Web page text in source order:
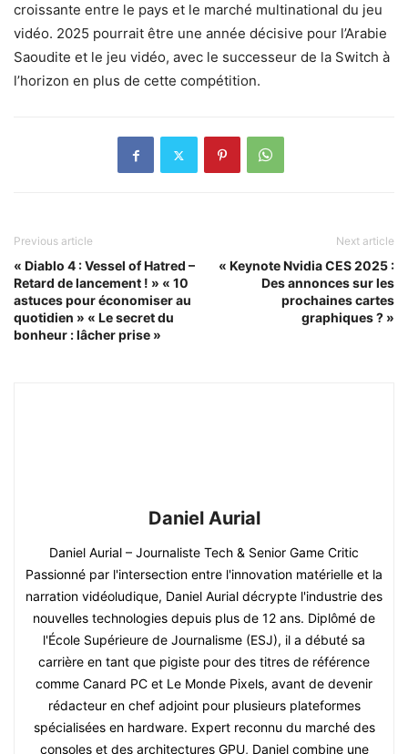
croissante entre le pays et le marché multinational du jeu
vidéo. 2025 pourrait être une année décisive pour l’Arabie
Saoudite et le jeu vidéo, avec le successeur de la Switch à
l’horizon en plus de cette compétition.
Previous article
« Diablo 4 : Vessel of Hatred –
Retard de lancement ! » « 10
astuces pour économiser au
quotidien » « Le secret du
bonheur : lâcher prise »
Next article
« Keynote Nvidia CES 2025 :
Des annonces sur les
prochaines cartes
graphiques ? »
Daniel Aurial
Daniel Aurial – Journaliste Tech & Senior Game Critic
Passionné par l'intersection entre l'innovation matérielle et la
narration vidéoludique, Daniel Aurial décrypte l'industrie des
nouvelles technologies depuis plus de 12 ans. Diplômé de
l'École Supérieure de Journalisme (ESJ), il a débuté sa
carrière en tant que pigiste pour des titres de référence
comme Canard PC et Le Monde Pixels, avant de devenir
rédacteur en chef adjoint pour plusieurs plateformes
spécialisées en hardware. Expert reconnu du marché des
consoles et des architectures GPU, Daniel combine une